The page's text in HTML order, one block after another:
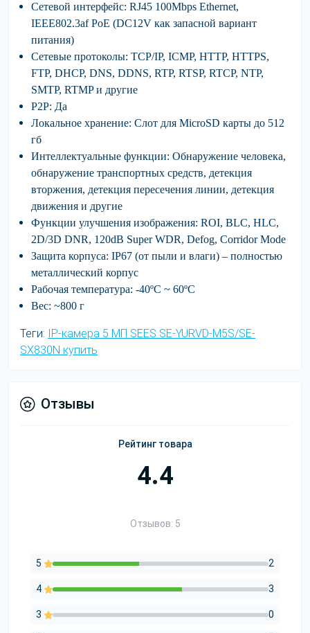
Сетевой интерфейс: RJ45 100Mbps Ethernet,
IEEE802.3af PoE (DC12V как запасной вариант
питания)
Сетевые протоколы: TCP/IP, ICMP, HTTP, HTTPS,
FTP, DHCP, DNS, DDNS, RTP, RTSP, RTCP, NTP,
SMTP, RTMP и другие
P2P: Да
Локальное хранение: Слот для MicroSD карты до 512
гб
Интеллектуальные функции: Обнаружение человека,
обнаружение транспортных средств, детекция
вторжения, детекция пересечения линии, детекция
движения и другие
Функции улучшения изображения: ROI, BLC, HLC,
2D/3D DNR, 120dB Super WDR, Defog, Corridor Mode
Защита корпуса: IP67 (от пыли и влаги) – полностью
металлический корпус
Рабочая температура: -40ºC ~ 60ºC
Вес: ~800 г
Теги: IP-камера 5 МП SEES SE-YURVD-M5S/SE-
SX830N купить
Отзывы
Рейтинг товара
4.4
Отзывов: 5
5 2
4 3
3 0